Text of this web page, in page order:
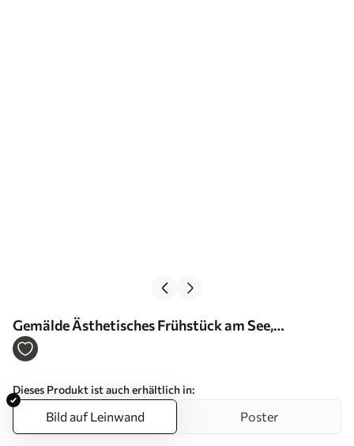
Gemälde Ästhetisches Frühstück am See,
Aquarellstil Art. s42432
Dieses Produkt ist auch erhältlich in:
Bild auf Leinwand Poster